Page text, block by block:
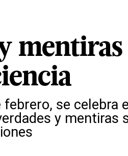
mentiras
se celebra
y mentiras